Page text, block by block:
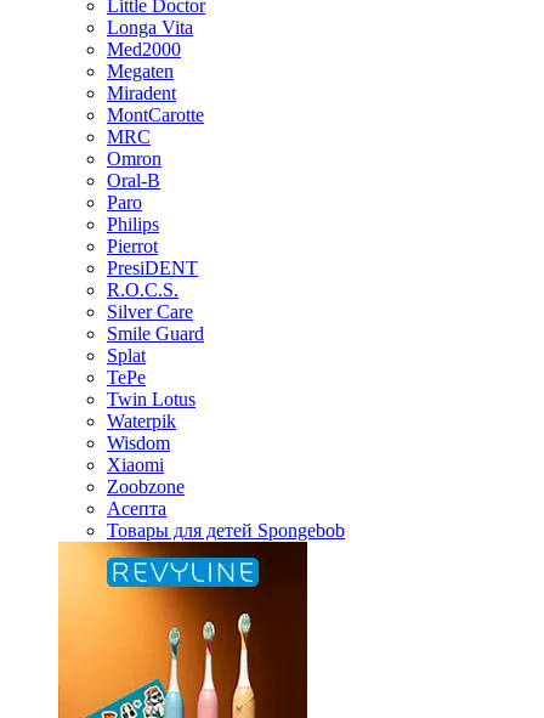
Little Doctor
Longa Vita
Med2000
Megaten
Miradent
MontCarotte
MRC
Omron
Oral-B
Paro
Philips
Pierrot
PresiDENT
R.O.C.S.
Silver Care
Smile Guard
Splat
TePe
Twin Lotus
Waterpik
Wisdom
Xiaomi
Zoobzone
Асепта
Товары для детей Spongebob